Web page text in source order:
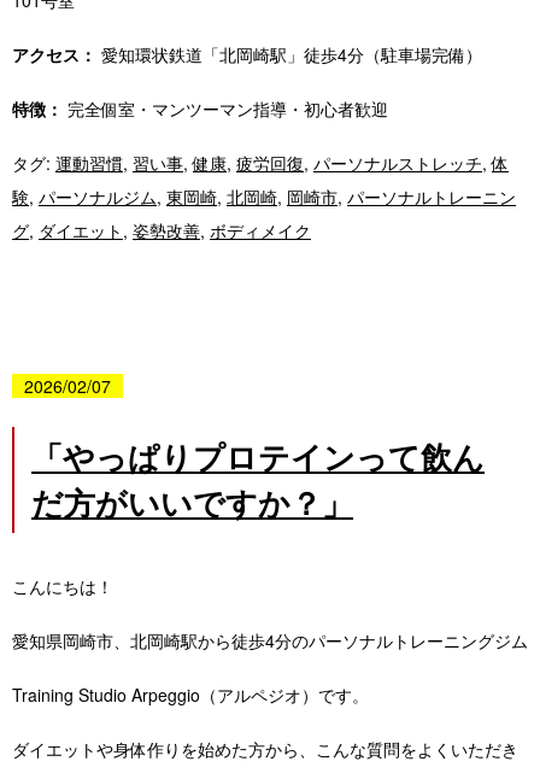
アクセス： 愛知環状鉄道「北岡崎駅」徒歩4分（駐車場完備）
特徴： 完全個室・マンツーマン指導・初心者歓迎
タグ: 運動習慣, 習い事,健康, 疲労回復, パーソナルストレッチ,体
験, パーソナルジム, 東岡崎, 北岡崎, 岡崎市, パーソナルトレーニン
グ, ダイエット , 姿勢改善, ボディメイク
2026/02/07
「やっぱりプロテインって飲ん
だ方がいいですか？」
こんにちは！
愛知県岡崎市、北岡崎駅から徒歩4分のパーソナルトレーニングジム
Training Studio Arpeggio（アルペジオ）です。
ダイエットや身体作りを始めた方から、こんな質問をよくいただき